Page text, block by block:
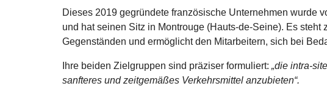
Dieses 2019 gegründete französische Unternehmen wurde
und hat seinen Sitz in Montrouge (Hauts-de-Seine). Es steht
Gegenständen und ermöglicht den Mitarbeitern, sich bei
Ihre beiden Zielgruppen sind präziser formuliert: „die intra-
sanfteres und zeitgemäßes Verkehrsmittel anzubieten“.